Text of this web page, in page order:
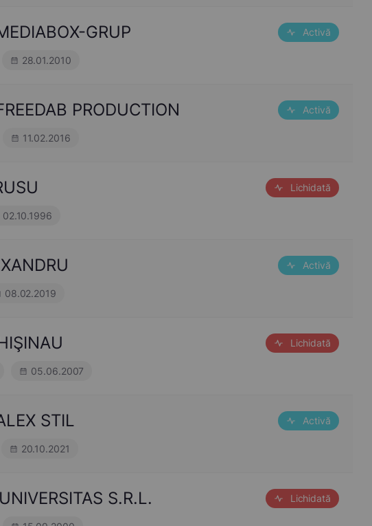
GRUP Activă
28.01.2010
PRODUCTION Activă
11.02.2016
Lichidată
02.10.1996
Activă
08.02.2019
Lichidată
05.06.2007
STIL Activă
20.10.2021
S.R.L. Lichidată